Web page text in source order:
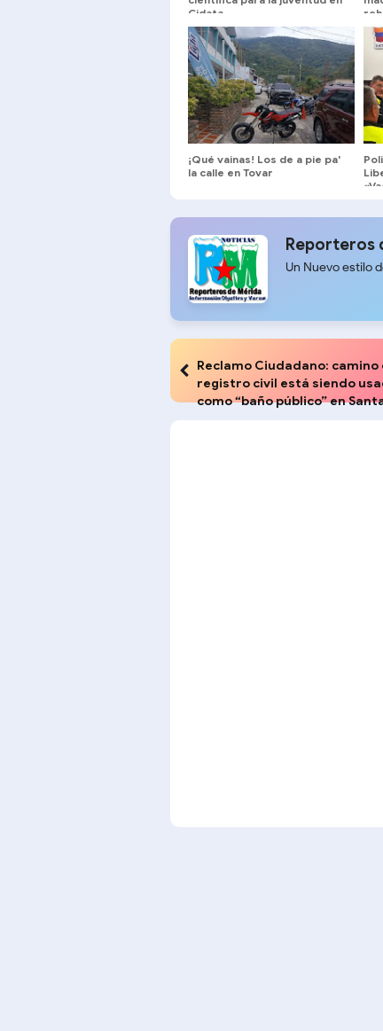
Cidata
en
¡Qué vainas! Los de a pie pa'
la calle en Tovar
Reporteros
Un Nuevo estilo
Reclamo Ciudadano: camino
registro civil está siendo
como “baño público” en